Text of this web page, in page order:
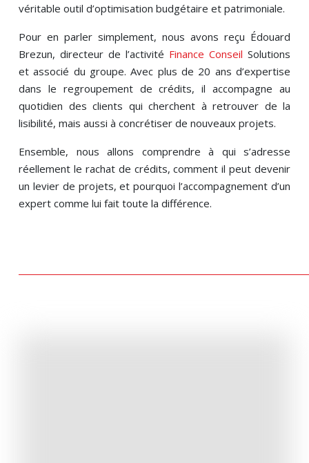
véritable outil d’optimisation budgétaire et patrimoniale.
Pour en parler simplement, nous avons reçu Édouard
Brezun, directeur de l’activité Finance Conseil Solutions
et associé du groupe. Avec plus de 20 ans d’expertise
dans le regroupement de crédits, il accompagne au
quotidien des clients qui cherchent à retrouver de la
lisibilité, mais aussi à concrétiser de nouveaux projets.
Ensemble, nous allons comprendre à qui s’adresse
réellement le rachat de crédits, comment il peut devenir
un levier de projets, et pourquoi l’accompagnement d’un
expert comme lui fait toute la différence.